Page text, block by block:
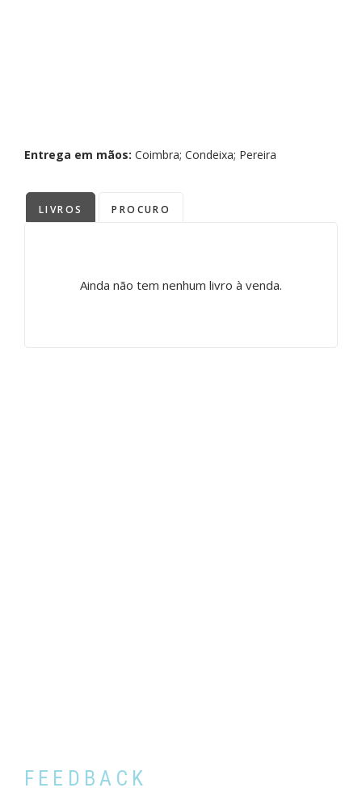
Entrega em mãos: Coimbra; Condeixa; Pereira
LIVROS PROCURO
Ainda não tem nenhum livro à venda.
FEEDBACK